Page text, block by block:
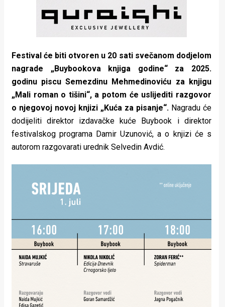
Festival će biti otvoren u 20 sati svečanom dodjelom
nagrade „Buybookova knjiga godine“ za 2025.
godinu piscu Semezdinu Mehmedinoviću za knjigu
„Mali roman o tišini“, a potom će uslijediti razgovor
o njegovoj novoj knjizi „Kuća za pisanje“.Nagradu će
dodijeliti direktor izdavačke kuće Buybook i direktor
festivalskog programa Damir Uzunović, a o knjizi će s
autorom razgovarati urednik Selvedin Avdić.